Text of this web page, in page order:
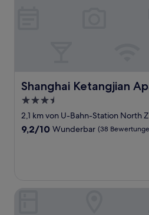
Shanghai Ketangjian
Shanghai Ketangjian
3.5-
Sterne-
Unterkunft
2,1 km von U-Bahn-Station North
9.2
9,2/10 Wunderbar (38